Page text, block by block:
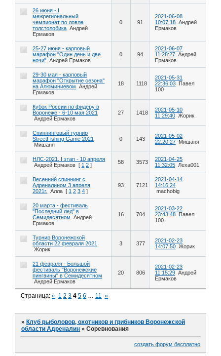
26 июня - I
межрегиональный
чемпионат по ловле
толстолобика Андрей
Ермаков
0 91
2021-06-08
10:07:18 Андрей
Ермаков
25-27 июня - карповый
марафон "Один день и две
ночи" Андрей Ермаков
0 94
2021-06-07
11:28:27 Андрей
Ермаков
29-30 мая - карповый
марафон "Открытие сезона"
на Алюминиевом
Андрей
Ермаков
18 1118
2021-05-31
22:36:03
Павел
100
Кубок России по фидеру в
Воронеже - 6-10 мая 2021
Андрей Ермаков
27 1418
2021-05-10
11:29:40 Жорик
Спиннинговый турнир
StreetFishing Game 2021
Мишаня
0 143
2021-05-02
22:20:27 Мишаня
НЛС-2021. I этап - 10 апреля
Андрей Ермаков [ 1 2 ] 58 3573
2021-04-25
11:32:05 Леха001
Весенний спиннинг с
Адреналином 3 апреля
2021г.
Алла [ 1 2 3 4 ]
93 7121
2021-04-14
14:16:24
machobig
20 марта - фестиваль
"Последний лед" в
Семидесятном
Андрей
Ермаков
16 704
2021-03-22
23:43:48
Павел
100
Турнир Воронежской
области 22 февраля 2021
Жорик
3 377
2021-02-23
14:07:50 Жорик
21 февраля - Большой
фестиваль "Воронежские
пингвины" в Семидесятном
Андрей Ермаков
20 806
2021-02-23
11:15:29 Андрей
Ермаков
Страница:« 1 2 3 4 5 6 … 11 »
» Клуб рыболовов, охотников и грибников Воронежской
области Адреналин »Соревнования
создать форум бесплатно